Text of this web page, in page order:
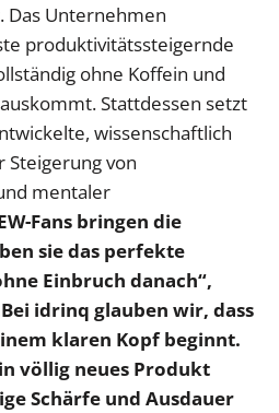
Das Unternehmen
produktivitätssteigernde
ohne Koffein und
Stattdessen setzt
wissenschaftlich
von
mentaler
Fans bringen die
sie das perfekte
Einbruch danach“,
idrinq glauben wir, dass
klaren Kopf beginnt.
völlig neues Produkt
Schärfe und Ausdauer